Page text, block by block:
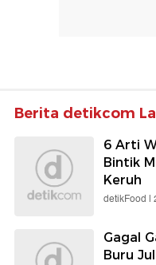
Berita detikcom
6 Arti
Bintik
Keruh
detikFood |
Gagal
Buru